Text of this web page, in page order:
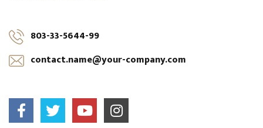
803-33-5644-99
contact.name@your-company.com